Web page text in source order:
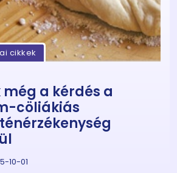
cikkek
még a kérdés a
cöliákiás
10-01